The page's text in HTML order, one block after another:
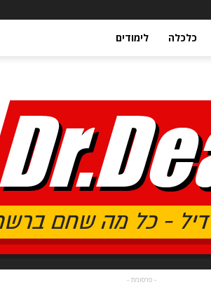
כלכלה לימודים
- פרסומת -